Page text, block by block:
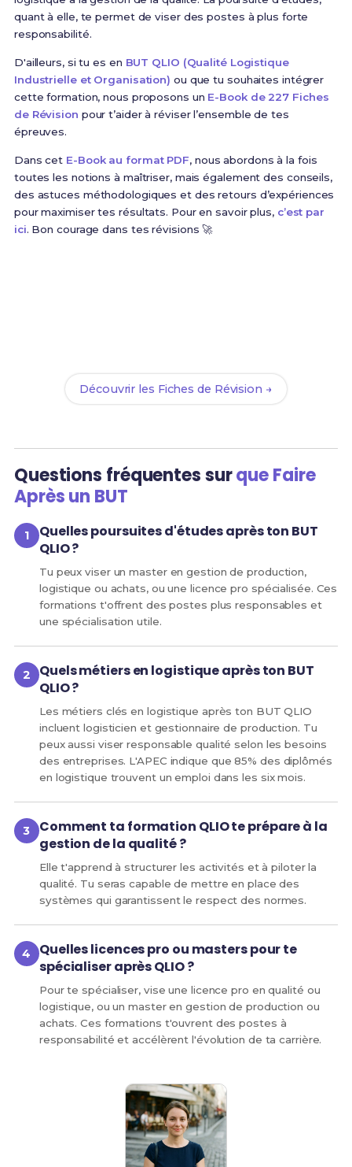
quant à elle, te permet de viser des postes à plus forte
responsabilité.
D'ailleurs, si tu es en BUT QLIO (Qualité Logistique
Industrielle et Organisation) ou que tu souhaites intégrer
cette formation, nous proposons un E-Book de 227 Fiches
de Révision pour t’aider à réviser l’ensemble de tes
épreuves.
Dans cet E-Book au format PDF, nous abordons à la fois
toutes les notions à maîtriser, mais également des conseils,
des astuces méthodologiques et des retours d’expériences
pour maximiser tes résultats. Pour en savoir plus, c’est par
ici. Bon courage dans tes révisions 🚀
Découvrir les Fiches de Révision →
Questions fréquentes surque Faire
Après un BUT
Quelles poursuites d'études après ton BUT
QLIO ?
Tu peux viser un master en gestion de production,
logistique ou achats, ou une licence pro spécialisée. Ces
formations t'offrent des postes plus responsables et
une spécialisation utile.
Quels métiers en logistique après ton BUT
QLIO ?
Les métiers clés en logistique après ton BUT QLIO
incluent logisticien et gestionnaire de production. Tu
peux aussi viser responsable qualité selon les besoins
des entreprises. L'APEC indique que 85% des diplômés
en logistique trouvent un emploi dans les six mois.
Comment ta formation QLIO te prépare à la
gestion de la qualité ?
Elle t'apprend à structurer les activités et à piloter la
qualité. Tu seras capable de mettre en place des
systèmes qui garantissent le respect des normes.
Quelles licences pro ou masters pour te
spécialiser après QLIO ?
Pour te spécialiser, vise une licence pro en qualité ou
logistique, ou un master en gestion de production ou
achats. Ces formations t'ouvrent des postes à
responsabilité et accélèrent l'évolution de ta carrière.